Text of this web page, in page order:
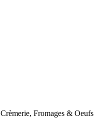
Crèmerie, Fromages & Oeufs